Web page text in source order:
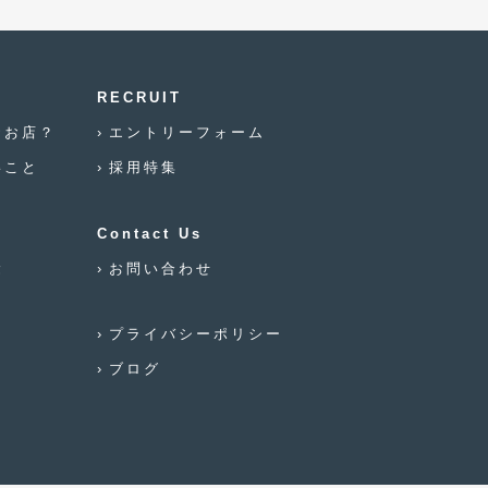
2021年7月(7)
2021年4月 (1)
2021年1月 (2)
2020年12月(2)
店？
と
RECRUIT
エントリーフォーム
採用特集
Contact Us
お問い合わせ
プライバシーポリシー
ブログ